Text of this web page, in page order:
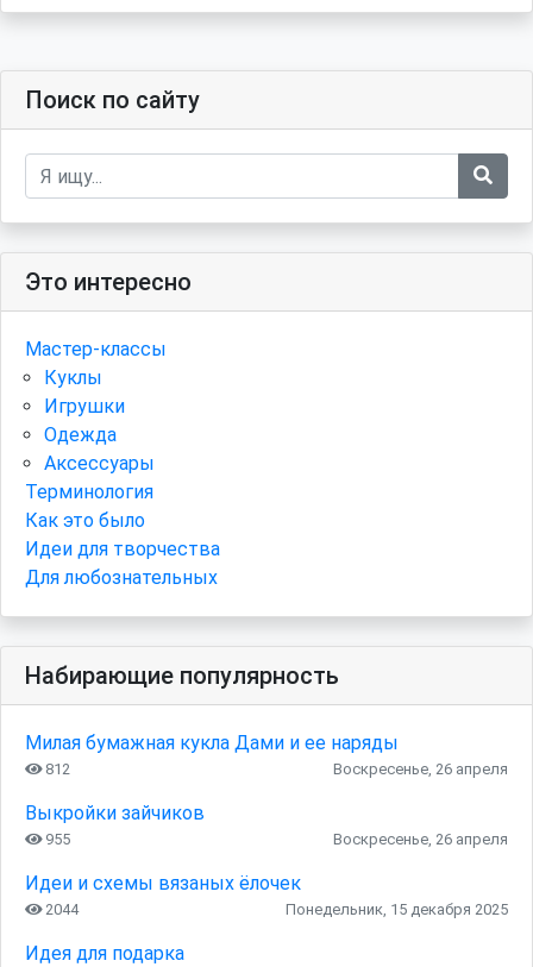
Поиск по сайту
Это интересно
Мастер-классы
Куклы
Игрушки
Одежда
Аксессуары
Терминология
Как это было
Идеи для творчества
Для любознательных
Набирающие популярность
Милая бумажная кукла Дами и ее наряды
812 Воскресенье, 26 апреля
Выкройки зайчиков
955 Воскресенье, 26 апреля
Идеи и схемы вязаных ёлочек
2044 Понедельник, 15 декабря 2025
Идея для подарка